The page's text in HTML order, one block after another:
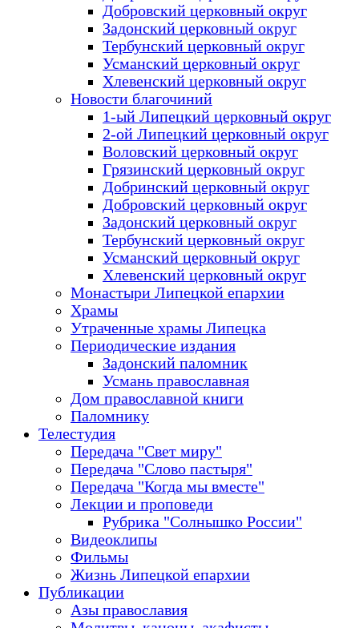
Добровский церковный округ
Задонский церковный округ
Тербунский церковный округ
Усманский церковный округ
Хлевенский церковный округ
Новости благочиний
1-ый Липецкий церковный округ
2-ой Липецкий церковный округ
Воловский церковный округ
Грязинский церковный округ
Добринский церковный округ
Добровский церковный округ
Задонский церковный округ
Тербунский церковный округ
Усманский церковный округ
Хлевенский церковный округ
Монастыри Липецкой епархии
Храмы
Утраченные храмы Липецка
Периодические издания
Задонский паломник
Усмань православная
Дом православной книги
Паломнику
Телестудия
Передача "Свет миру"
Передача "Слово пастыря"
Передача "Когда мы вместе"
Лекции и проповеди
Рубрика "Солнышко России"
Видеоклипы
Фильмы
Жизнь Липецкой епархии
Публикации
Азы православия